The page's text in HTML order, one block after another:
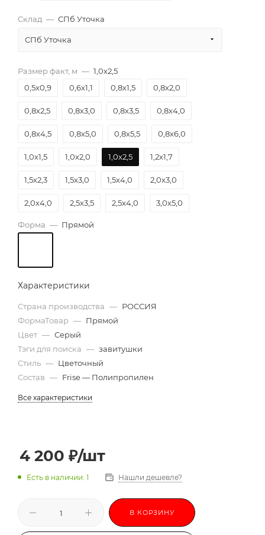
Склад — СПб Уточка
СПб Уточка
Размер факт, м — 1,0х2,5
0,5х0,9
0,6х1,1 0,8х1,5 0,8х2,0
0,8х2,5 0,8х3,0 0,8х3,5 0,8х4,0
0,8х4,5 0,8х5,0 0,8х5,5 0,8х6,0
1,0х1,5 1,0х2,0 1,0х2,5 1,2х1,7
1,5х2,3 1,5х3,0 1,5х4,0 2,0х3,0
2,0х4,0 2,5х3,5 2,5х4,0 3,0х5,0
Форма — Прямой
Характеристики
Страна производства — РОССИЯ
ФормаТовар — Прямой
Цвет — Серый
Тэги для поиска — завитушки
Стиль — Цветочный
Состав — Frise — Полипропилен
Все характеристики
4 200 ₽/шт
Есть в наличии: 1 Нашли дешевле?
В КОРЗИНУ